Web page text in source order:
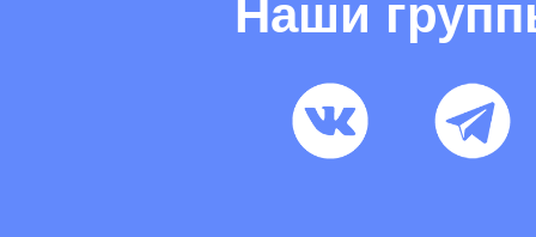
Наши